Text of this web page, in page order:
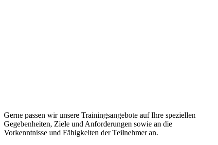
Gerne passen wir unsere Trainingsangebote auf Ihre speziellen
Gegebenheiten, Ziele und Anforderungen sowie an die
Vorkenntnisse und Fähigkeiten der Teilnehmer an.